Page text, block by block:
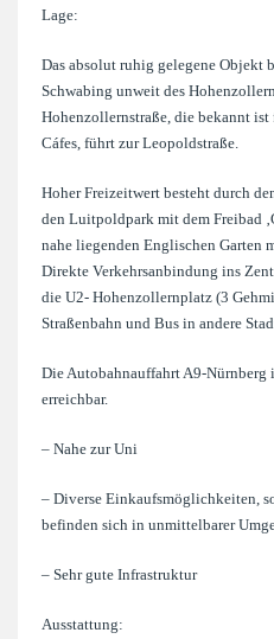
Lage:
Das absolut ruhig gelegene Objekt
Schwabing unweit des
Hohenzollernstraße, die bekannt
Cáfes, führt zur Leopoldstraße.
Hoher Freizeitwert besteht durch
den Luitpoldpark mit dem Freibad
nahe liegenden Englischen Garten
Direkte Verkehrsanbindung ins
die U2- Hohenzollernplatz (3
Straßenbahn und Bus in andere
Die Autobahnauffahrt A9-Nürnberg
erreichbar.
– Nahe zur Uni
– Diverse Einkaufsmöglichkeiten,
befinden sich in unmittelbarer
– Sehr gute Infrastruktur
Ausstattung: